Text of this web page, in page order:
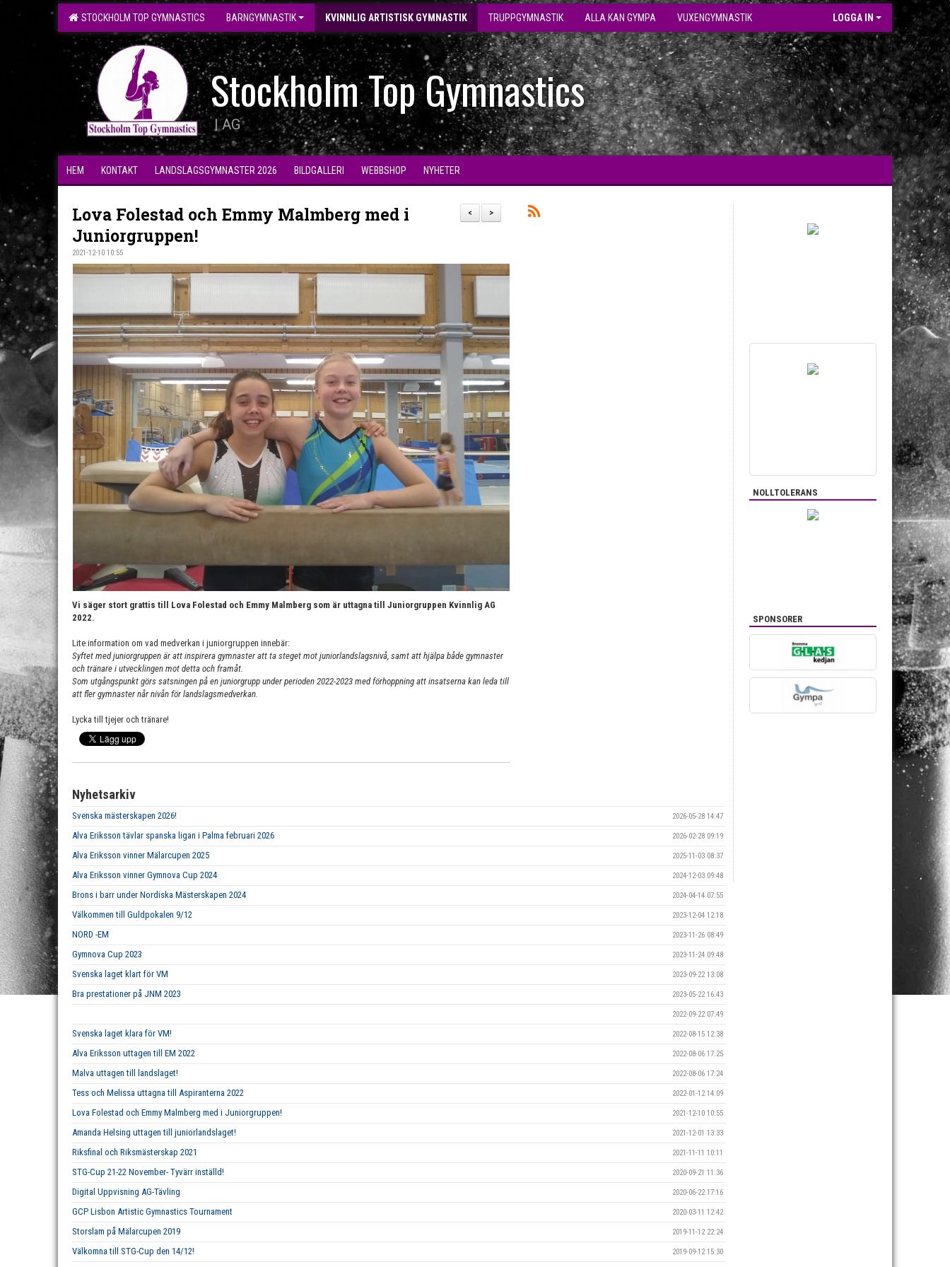
STOCKHOLM TOP GYMNASTICS BARNGYMNASTIK KVINNLIG ARTISTISK GYMNASTIK TRUPPGYMNASTIK ALLA KAN GYMPA VUXENGYMNASTIK LOGGA IN
Stockholm Top Gymnastics
| AG
HEM KONTAKT LANDSLAGSGYMNASTER 2026 BILDGALLERI WEBBSHOP NYHETER
>
<
Lova Folestad och Emmy Malmberg med i
Juniorgruppen!
2021-12-10 10:55
Vi säger stort grattis till Lova Folestad och Emmy Malmberg som är uttagna till Juniorgruppen Kvinnlig AG
2022.
Lite information om vad medverkan i juniorgruppen innebär:
Syftet med juniorgruppen är att inspirera gymnaster att ta steget mot juniorlandslagsnivå, samt att hjälpa både gymnaster
och tränare i utvecklingen mot detta och framåt.
Som utgångspunkt görs satsningen på en juniorgrupp under perioden 2022-2023 med förhoppning att insatserna kan leda till
att fler gymnaster når nivån för landslagsmedverkan.
Lycka till tjejer och tränare!
Nyhetsarkiv
Svenska mästerskapen 2026! 2026-05-28 14:47
Alva Eriksson tävlar spanska ligan i Palma februari 2026 2026-02-28 09:19
Alva Eriksson vinner Mälarcupen 2025 2025-11-03 08:37
Alva Eriksson vinner Gymnova Cup 2024 2024-12-03 09:48
Brons i barr under Nordiska Mästerskapen 2024 2024-04-14 07:55
Välkommen till Guldpokalen 9/12 2023-12-04 12:18
NORD -EM 2023-11-26 08:49
Gymnova Cup 2023 2023-11-24 09:48
Svenska laget klart för VM 2023-09-22 13:08
Bra prestationer på JNM 2023 2023-05-22 16:43
2022-09-22 07:49
Svenska laget klara för VM! 2022-08-15 12:38
Alva Eriksson uttagen till EM 2022 2022-08-06 17:25
Malva uttagen till landslaget! 2022-08-06 17:24
Tess och Melissa uttagna till Aspiranterna 2022 2022-01-12 14:09
Lova Folestad och Emmy Malmberg med i Juniorgruppen! 2021-12-10 10:55
Amanda Helsing uttagen till juniorlandslaget! 2021-12-01 13:33
Riksfinal och Riksmästerskap 2021 2021-11-11 10:11
STG-Cup 21-22 November- Tyvärr inställd! 2020-09-21 11:36
Digital Uppvisning AG-Tävling 2020-06-22 17:16
GCP Lisbon Artistic Gymnastics Tournament 2020-03-11 12:42
Storslam på Mälarcupen 2019 2019-11-12 22:24
Välkomna till STG-Cup den 14/12! 2019-09-12 15:30
NOLLTOLERANS
SPONSORER